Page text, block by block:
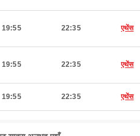
19:55 22:35 एथेंस
19:55 22:35 एथेंस
19:55 22:35 एथेंस